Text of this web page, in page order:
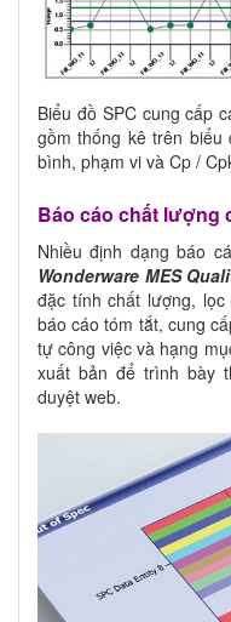
Biểu đồ SPC cung cấp
gồm thống kê trên
bình, phạm vi và Cp /
Báo cáo chất lượng
Nhiều định dạng báo
Wonderware MES
đặc tính chất lượng,
báo cáo tóm tắt, cung
tự công việc và hạng
xuất bản để trình bày
duyệt web.